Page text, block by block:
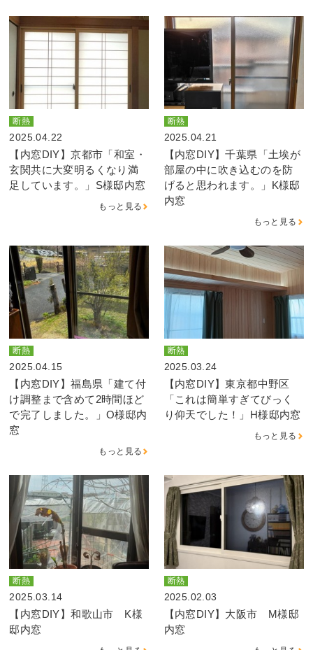
断熱
2025.04.22
【内窓DIY】京都市「和室・
玄関共に大変明るくなり満
足しています。」S様邸内窓
もっと見る
断熱
2025.04.21
【内窓DIY】千葉県「土埃が
部屋の中に吹き込むのを防
げると思われます。」K様邸
内窓
もっと見る
断熱
2025.04.15
【内窓DIY】福島県「建て付
け調整まで含めて2時間ほど
で完了しました。」O様邸内
窓
もっと見る
断熱
2025.03.24
【内窓DIY】東京都中野区
「これは簡単すぎてびっく
り仰天でした！」H様邸内窓
もっと見る
断熱
2025.03.14
【内窓DIY】和歌山市 K様
邸内窓
断熱
2025.02.03
【内窓DIY】大阪市 M様邸
内窓